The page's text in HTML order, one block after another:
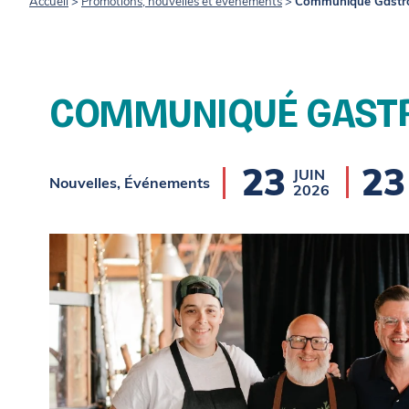
COMMUNIQUÉ
Nouvelles, Événements 23 JUIN
2026
23